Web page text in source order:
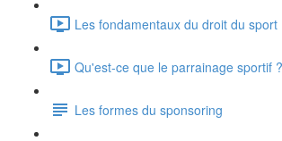
Les fondamentaux du droit du sport
Qu'est-ce que le parrainage sportif
Les formes du sponsoring